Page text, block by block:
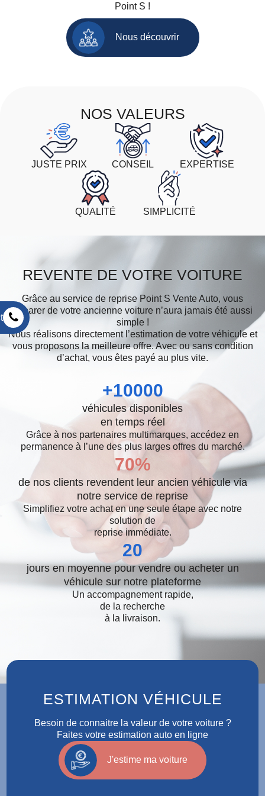
Point S !
Nous découvrir
NOS VALEURS
JUSTE PRIX CONSEIL EXPERTISE
QUALITÉ SIMPLICITÉ
REVENTE DE VOTRE VOITURE
Grâce au service de reprise Point S Vente Auto, vous
séparer de votre ancienne voiture n’aura jamais été aussi
simple !
Nous réalisons directement l’estimation de votre véhicule et
vous proposons la meilleure offre. Avec ou sans condition
d’achat, vous êtes payé au plus vite.
+10000
véhicules disponibles
en temps réel
Grâce à nos partenaires multimarques, accédez en
permanence à l’une des plus larges offres du marché.
70%
de nos clients revendent leur ancien véhicule via
notre service de reprise
Simplifiez votre achat en une seule étape avec notre
solution de
reprise immédiate.
20
jours en moyenne pour vendre ou acheter un
véhicule sur notre plateforme
Un accompagnement rapide,
de la recherche
à la livraison.
ESTIMATION VÉHICULE
Besoin de connaitre la valeur de votre voiture ?
Faites votre estimation auto en ligne
J'estime ma voiture